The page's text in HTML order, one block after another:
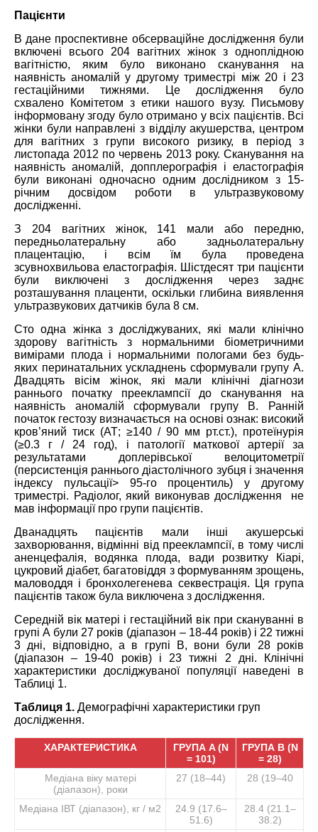
Пацієнти
В дане проспективне обсерваційне дослідження були
включені всього 204 вагітних жінок з одноплідною
вагітністю, яким було виконано сканування на
наявність аномалій у другому триместрі між 20 і 23
гестаційними тижнями. Це дослідження було
схвалено Комітетом з етики нашого вузу. Письмову
інформовану згоду було отримано у всіх пацієнтів. Всі
жінки були направлені з відділу акушерства, центром
для вагітних з групи високого ризику, в період з
листопада 2012 по червень 2013 року. Сканування на
наявність аномалій, допплерографія і еластографія
були виконані одночасно одним дослідником з 15-
річним досвідом роботи в ультразвуковому
дослідженні.
З 204 вагітних жінок, 141 мали або передню,
передньолатеральну або задньолатеральну
плацентацію, і всім їм була проведена
зсувнохвильова еластографія. Шістдесят три пацієнти
були виключені з дослідження через заднє
розташування плаценти, оскільки глибина виявлення
ультразвукових датчиків була 8 см.
Сто одна жінка з досліджуваних, які мали клінічно
здорову вагітність з нормальними біометричними
вимірами плода і нормальними пологами без будь-
яких перинатальних ускладнень сформували групу А.
Двадцять вісім жінок, які мали клінічні діагнози
раннього початку прееклампсії до сканування на
наявність аномалій сформували групу B. Ранній
початок гестозу визначається на основі ознак: високий
кров’яний тиск (АТ; ≥140 / 90 мм рт.ст.), протеїнурія
(≥0.3 г / 24 год), і патології маткової артерії за
результатами доплерівської велоцитометрії
(персистенція раннього діастолічного зубця і значення
індексу пульсації> 95-го процентиль) у другому
триместрі. Радіолог, який виконував дослідження не
мав інформації про групи пацієнтів.
Дванадцять пацієнтів мали інші акушерські
захворювання, відмінні від прееклампсії, в тому числі
аненцефалія, водянка плода, вади розвитку Кіарі,
цукровий діабет, багатовіддя з формуванням зрощень,
маловоддя і бронхолегенева секвестрація. Ця група
пацієнтів також була виключена з дослідження.
Середній вік матері і гестаційний вік при скануванні в
групі А були 27 років (діапазон – 18-44 років) і 22 тижні
3 дні, відповідно, а в групі В, вони були 28 років
(діапазон – 19-40 років) і 23 тижні 2 дні. Клінічні
характеристики досліджуваної популяції наведені в
Таблиці 1.
Таблиця 1. Демографічні характеристики груп
дослідження.
ХАРАКТЕРИСТИКА
ГРУПА A (N
= 101)
ГРУПА B (N
= 28)
Медіана віку матері
(діапазон), роки
27 (18–44) 28 (19–40
Медіана ІВТ (діапазон), кг / м2
24.9 (17.6–
51.6)
28.4 (21.1–
38.2)